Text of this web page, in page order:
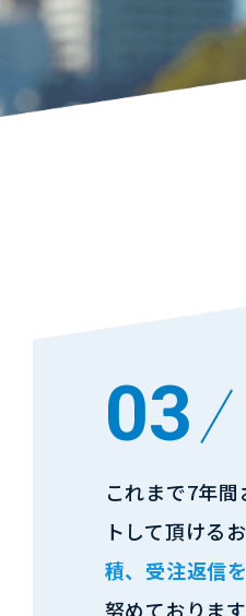
03
これまで7年
トして頂ける
積、受注返信
努めておりま